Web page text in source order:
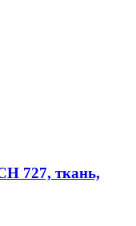
727, ткань,